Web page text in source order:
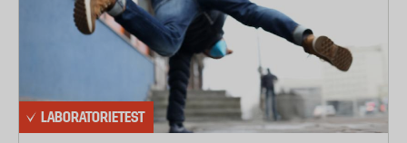
LABORATORIETEST